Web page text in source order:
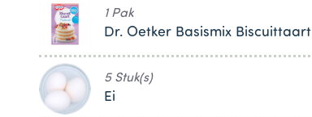
1 Pak
Dr. Oetker Basismix Biscuittaart
5 Stuk(s)
Ei